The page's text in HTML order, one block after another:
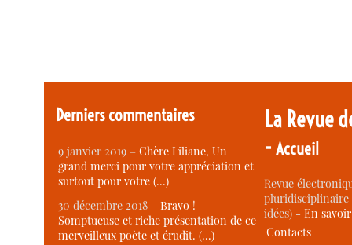
Derniers commentaires
9 janvier 2019 –Chère Liliane, Un
grand merci pour votre appréciation et
surtout pour votre (…)
30 décembre 2018 –Bravo !
Somptueuse et riche présentation de ce
merveilleux poète et érudit. (…)
La Revue
-Accueil
Revue
idées) -En
Contacts